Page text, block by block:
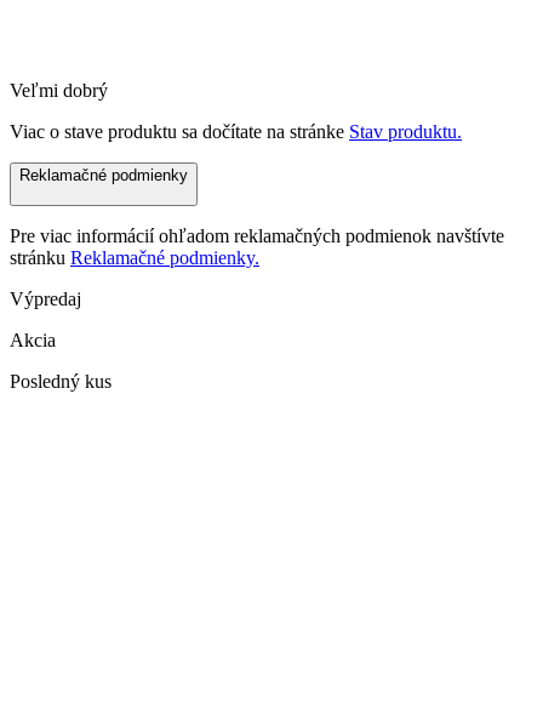
Veľmi dobrý
Viac o stave produktu sa dočítate na stránke Stav produktu.
Reklamačné podmienky
Pre viac informácií ohľadom reklamačných podmienok navštívte
stránku Reklamačné podmienky.
Výpredaj
Akcia
Posledný kus